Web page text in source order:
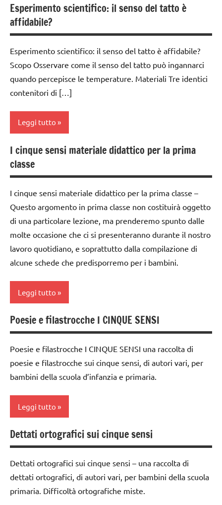
TUTTI GLI
classe
classi
dai
3 ai
dai
6
anni
ESPERIMENTI
E ATTIVITA'
ESPERIMENTI
SCIENTIFICI
GUIDA
DIDATTICA
SCIENZE
ARTICOLI
classe
1a
2a
classe
3a
6
dai
6
ESPERIMENTI
E ATTIVITA'
STEM
SCIENTIFICI
MONTESSORI
SCIENZE
scienze:
corpo
umano
TUTTI GLI
TUTTI GLI
ARTICOLI
Esperimento scientifico: il senso del tatto è
affidabile?
Esperimento scientifico: il senso del tatto è affidabile?
Scopo Osservare come il senso del tatto può ingannarci
quando percepisce le temperature. Materiali Tre identici
contenitori di […]
Leggi tutto
classe
1a
2a
3a
6
anni
anni
E ATTIVITA'
STEM
SCIENTIFICI
MONTESSORI
scienze:
corpo
I cinque sensi materiale didattico per la prima
classe
I cinque sensi materiale didattico per la prima classe –
Questo argomento in prima classe non costituirà oggetto
di una particolare lezione, ma prenderemo spunto dalle
molte occasione che ci si presenteranno durante il nostro
lavoro quotidiano, e soprattutto dalla compilazione di
alcune schede che predisporremo per i bambini.
Leggi tutto
classe
1a
SCIENZE
scienze:
umano
TUTTI GLI
PER ETA'
ARTICOLI
Poesie e filastrocche I CINQUE SENSI
Poesie e filastrocche I CINQUE SENSI una raccolta di
poesie e filastrocche sui cinque sensi, di autori vari, per
bambini della scuola d’infanzia e primaria.
Leggi tutto
classi
1a-5a
dai
3 ai
6
Dettati ortografici sui cinque sensi
Dettati ortografici sui cinque sensi – una raccolta di
dettati ortografici, di autori vari, per bambini della scuola
primaria. Difficoltà ortografiche miste.